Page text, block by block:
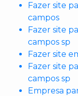
Fazer site
campos
Fazer site
campos sp
Fazer site
Fazer site
campos sp
Empresa